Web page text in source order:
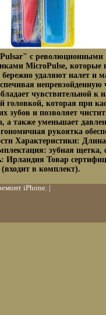
Pulsar" с
MicroPulse, которые
удаляют налет и
непревзойденную
чувствительной к
головкой, которая при
зубов и позволяет
а также уменьшает
рукоятка
Характеристики:
зубная
Ирландия Товар
в комплект).
iPhone. |